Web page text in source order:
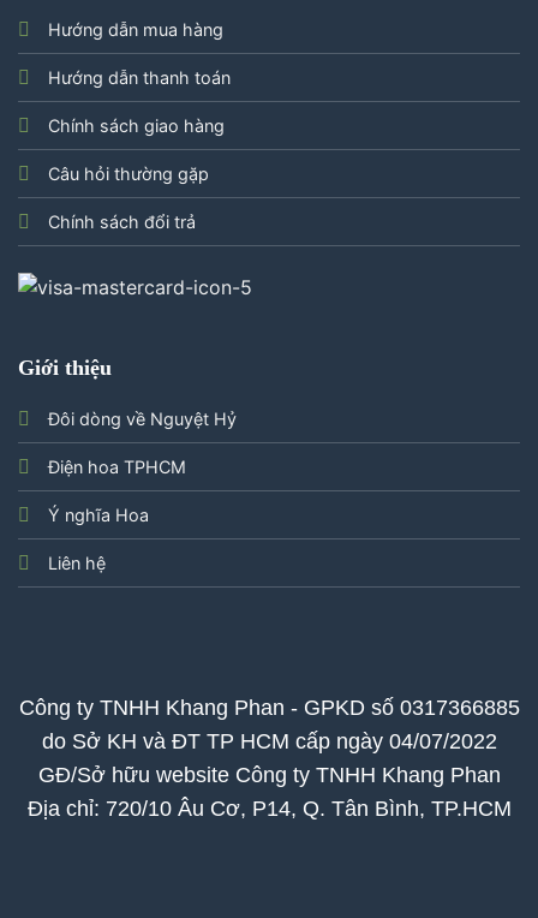
Hướng dẫn mua hàng
Hướng dẫn thanh toán
Chính sách giao hàng
Câu hỏi thường gặp
Chính sách đổi trả
Giới thiệu
Đôi dòng về Nguyệt Hỷ
Điện hoa TPHCM
Ý nghĩa Hoa
Liên hệ
Công ty TNHH Khang Phan - GPKD số 0317366885
do Sở KH và ĐT TP HCM cấp ngày 04/07/2022
GĐ/Sở hữu website Công ty TNHH Khang Phan
Địa chỉ: 720/10 Âu Cơ, P14, Q. Tân Bình, TP.HCM